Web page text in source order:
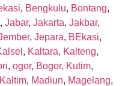
, Bengkulu, Bontang,
, Jabar, Jakarta, Jakbar,
, Jepara, BEkasi,
, Kaltara, Kalteng,
, ogor, Bogor, Kutim,
Kaltim, Madiun, Magelang,